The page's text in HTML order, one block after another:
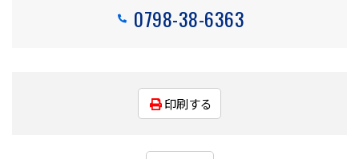
0798-38-6363
印刷する